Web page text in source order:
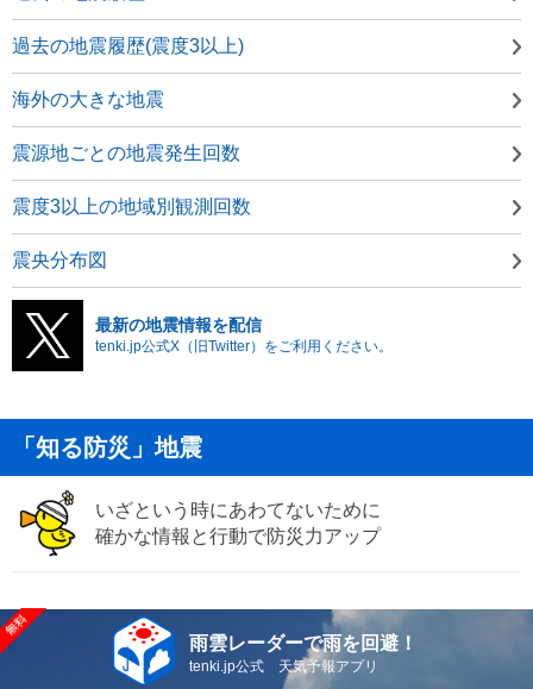
過去の地震履歴(震度3以上)
海外の大きな地震
震源地ごとの地震発生回数
震度3以上の地域別観測回数
震央分布図
最新の地震情報を配信
tenki.jp公式X（旧Twitter）をご利用ください。
「知る防災」地震
いざという時にあわてないために
確かな情報と行動で防災力アップ
雨雲レーダーで雨を回避！
tenki.jp公式 天気予報アプリ